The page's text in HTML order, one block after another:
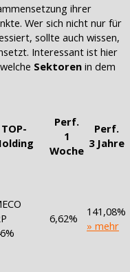
ihrer
Wer sich nicht nur für
sollte auch wissen,
Interessant ist hier
Sektoren in dem
TOP-
Perf.
1
Woche
Perf.
3 Jahre
6,62%
141,08%
» mehr